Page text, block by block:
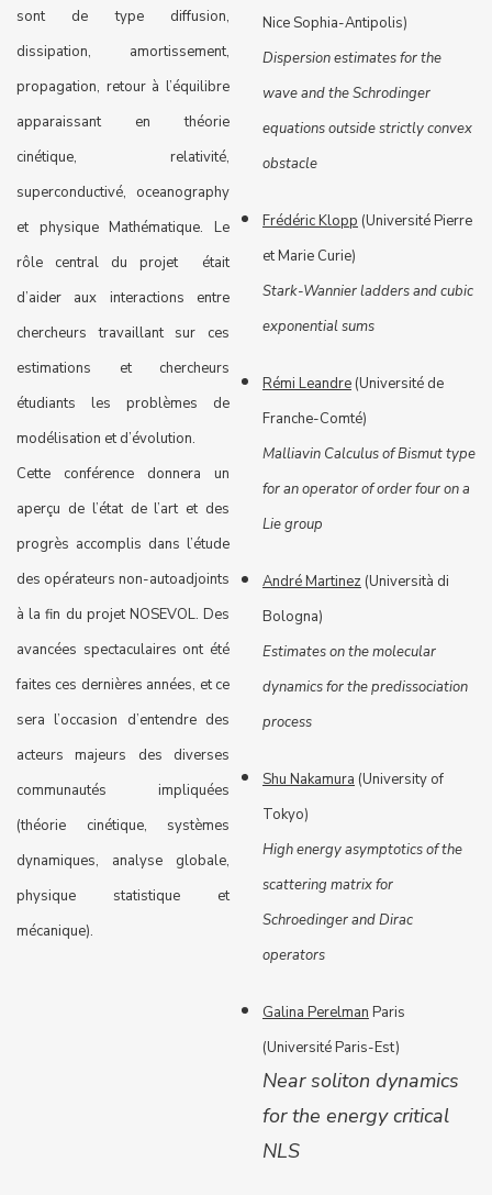
sont de type diffusion,
dissipation, amortissement,
propagation, retour à l’équilibre
apparaissant en théorie
cinétique, relativité,
superconductivé, oceanography
et physique Mathématique. Le
rôle central du projet était
d’aider aux interactions entre
chercheurs travaillant sur ces
estimations et chercheurs
étudiants les problèmes de
modélisation et d’évolution.
Cette conférence donnera un
aperçu de l’état de l’art et des
progrès accomplis dans l’étude
des opérateurs non-autoadjoints
à la fin du projet NOSEVOL. Des
avancées spectaculaires ont été
faites ces dernières années, et ce
sera l’occasion d’entendre des
acteurs majeurs des diverses
communautés impliquées
(théorie cinétique, systèmes
dynamiques, analyse globale,
physique statistique et
mécanique).
Nice Sophia-Antipolis)
Dispersion estimates for the
wave and the Schrodinger
equations outside strictly convex
obstacle
Frédéric Klopp (Université Pierre
et Marie Curie)
Stark-Wannier ladders and cubic
exponential sums
Rémi Leandre (Université de
Franche-Comté)
Malliavin Calculus of Bismut type
for an operator of order four on a
Lie group
André Martinez (Università di
Bologna)
Estimates on the molecular
dynamics for the predissociation
process
Shu Nakamura (University of
Tokyo)
High energy asymptotics of the
scattering matrix for
Schroedinger and Dirac
operators
Galina Perelman Paris
(Université Paris-Est)
Near soliton dynamics
for the energy critical
NLS